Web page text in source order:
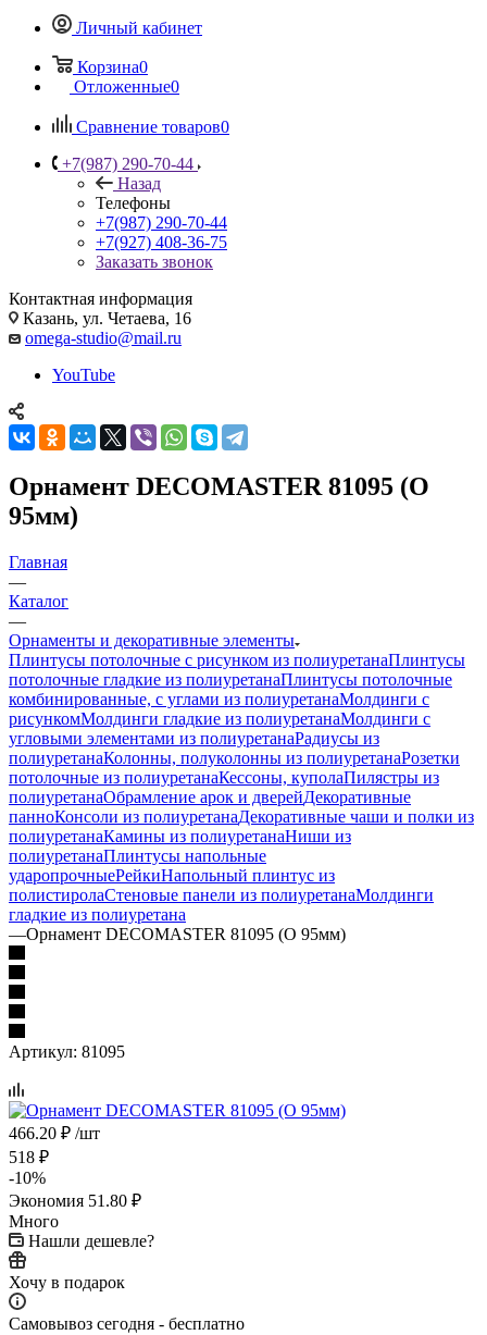
Личный кабинет
Корзина0
Отложенные0
Сравнение товаров0
+7(987) 290-70-44
Назад
Телефоны
+7(987) 290-70-44
+7(927) 408-36-75
Заказать звонок
Контактная информация
Казань, ул. Четаева, 16
omega-studio@mail.ru
YouTube
Орнамент DECOMASTER 81095 (О
95мм)
Главная
—
Каталог
—
Орнаменты и декоративные элементы
Плинтусы потолочные с рисунком из полиуретанаПлинтусы
потолочные гладкие из полиуретанаПлинтусы потолочные
комбинированные, с углами из полиуретанаМолдинги c
рисункомМолдинги гладкие из полиуретанаМолдинги с
угловыми элементами из полиуретанаРадиусы из
полиуретанаКолонны, полуколонны из полиуретанаРозетки
потолочные из полиуретанаКессоны, куполаПилястры из
полиуретанаОбрамление арок и дверейДекоративные
панноКонсоли из полиуретанаДекоративные чаши и полки из
полиуретанаКамины из полиуретанаНиши из
полиуретанаПлинтусы напольные
ударопрочныеРейкиНапольный плинтус из
полистиролаСтеновые панели из полиуретанаМолдинги
гладкие из полиуретана
—Орнамент DECOMASTER 81095 (О 95мм)
Артикул: 81095
466.20 ₽ /шт
518 ₽
-10%
Экономия 51.80 ₽
Много
Нашли дешевле?
Хочу в подарок
Самовывоз сегодня - бесплатно